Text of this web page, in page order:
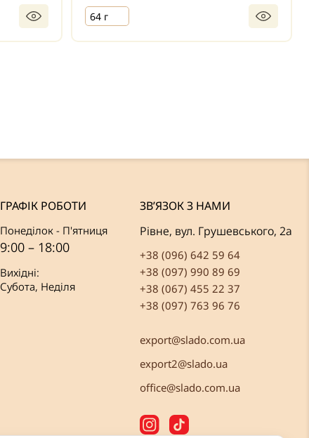
64 г
ГРАФІК РОБОТИ
Понеділок - П'ятниця
9:00 – 18:00
Вихідні:
Субота, Неділя
ЗВ’ЯЗОК З НАМИ
Рівне, вул. Грушевського, 2а
+38 (096) 642 59 64
+38 (097) 990 89 69
+38 (067) 455 22 37
+38 (097) 763 96 76
export@slado.com.ua
export2@slado.ua
office@slado.com.ua